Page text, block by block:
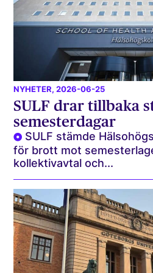
NYHETER, 2026-06-25
SULF drar tillbaka
semesterdagar
SULF stämde
för brott mot
kollektivavtal och...